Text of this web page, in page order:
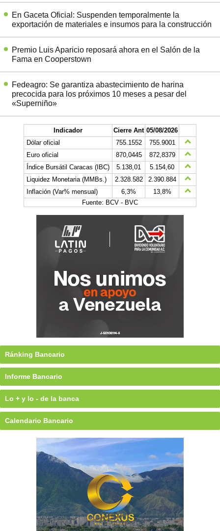
En Gaceta Oficial: Suspenden temporalmente la
exportación de materiales e insumos para la construcción
Premio Luis Aparicio reposará ahora en el Salón de la
Fama en Cooperstown
Fedeagro: Se garantiza abastecimiento de harina
precocida para los próximos 10 meses a pesar del
«Superniño»
Indicador Cierre Ant 05/08/2026
Dólar oficial
755.1552
755.9001
Euro oficial
870,0445
872,8379
Índice Bursátil Caracas (IBC)
5.138,01
5.154,60
Liquidez Monetaria (MMBs.)
2.328.582
2.390.884
Inflación (Var% mensual)
6,3%
13,8%
Fuente: BCV - BVC
Ránking Bancario
Informe Bancario
Lo + y lo - de la banca
Calendario Bancario